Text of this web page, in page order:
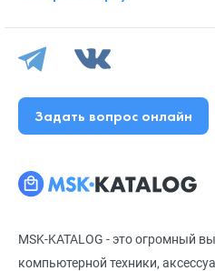
MSK-KATALOG - это огромный
компьютерной техники,
Задать вопрос онлайн